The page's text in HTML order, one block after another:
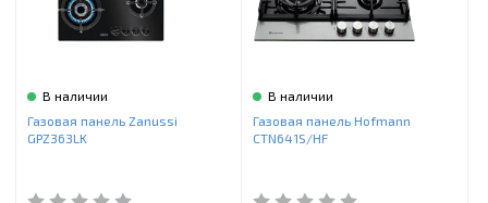
В наличии
Газовая панель Zanussi
GPZ363LK
В наличии
Газовая панель Hofmann
CTN641S/HF